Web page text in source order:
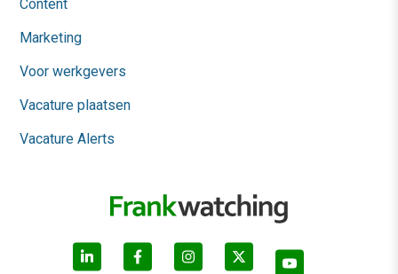
Content
Marketing
Voor werkgevers
Vacature plaatsen
Vacature Alerts